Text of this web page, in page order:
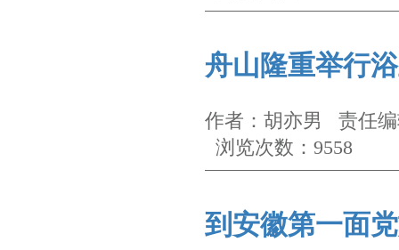
舟山隆重举行
作者：胡亦男 责任
浏览次数：9558
到安徽第一面